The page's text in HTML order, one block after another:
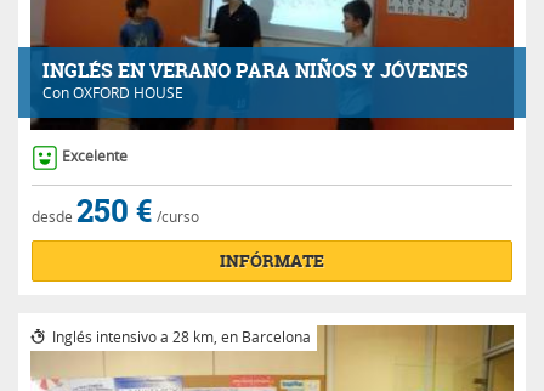
INGLÉS EN VERANO PARA NIÑOS Y JÓVENES
ConOXFORD HOUSE
Excelente
desde 250 € /curso
INFÓRMATE
Inglés intensivo a 28 km, en Barcelona